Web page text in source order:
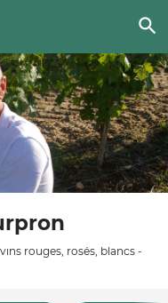
rouges, rosés, blancs -